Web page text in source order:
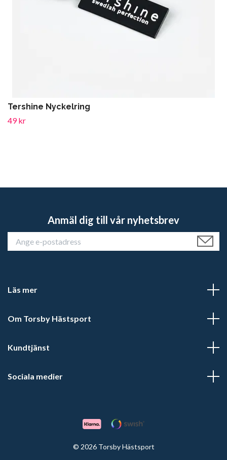
Tershine Nyckelring
49 kr
Anmäl dig till vår nyhetsbrev
Läs mer
Om Torsby Hästsport
Kundtjänst
Sociala medier
© 2026 Torsby Hästsport